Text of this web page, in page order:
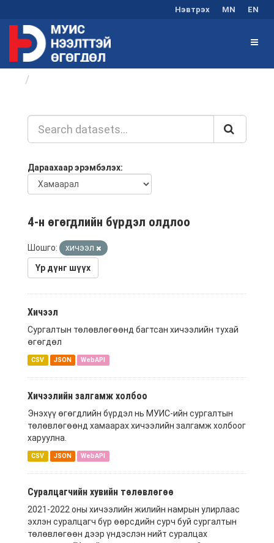
Нэвтрэх MN EN
Дараахаар эрэмбэлэх
4-н өгөгдлийн бүрдэл олдлоо
Шошго: хичээл
Үр дүнг шүүх
Хичээл
Сургалтын төлөвлөгөөнд багтсан хичээлийн тухай
өгөгдөл
CSV JSON WebAPI
Хичээлийн залгамж холбоо
Энэхүү өгөгдлийн бүрдэл нь МУИС-ийн сургалтын
төлөвлөгөөнд хамаарах хичээлийн залгамж холбоог
харуулна.
CSV JSON WebAPI
Суралцагчийн хувийн төлөвлөгөө
2021-2022 оны хичээлийн жилийн намрын улирлаас
эхлэн суралцагч бүр өөрсдийн сурч буй сургалтын
төлөвлөгөөн дээр үндэслэн нийт суралцах